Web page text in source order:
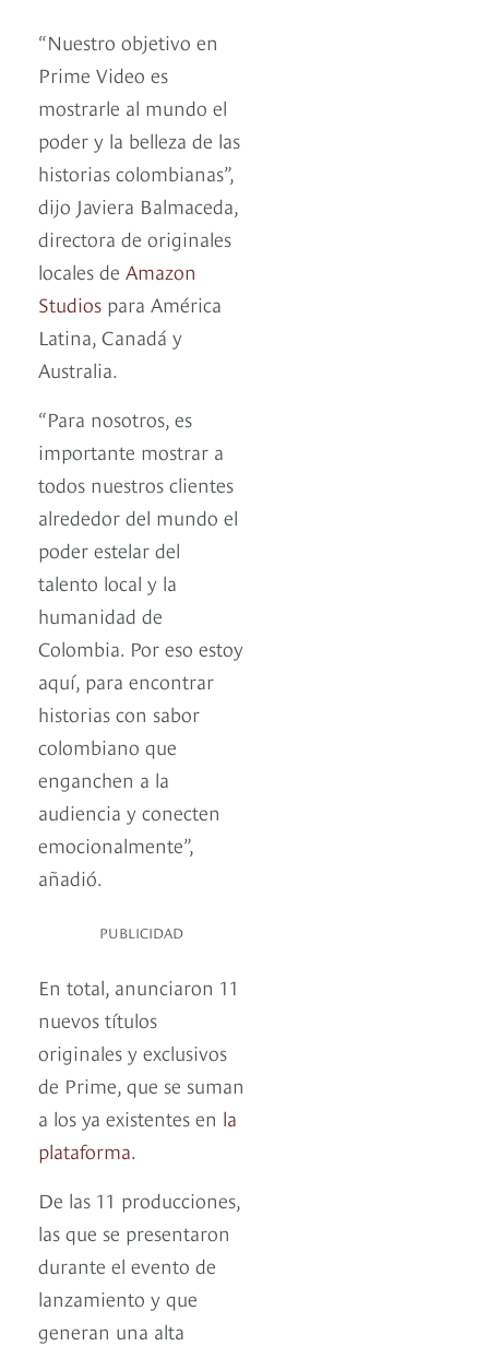
“Nuestro objetivo en
Prime Video es
mostrarle al mundo el
poder y la belleza de las
historias colombianas”,
dijo Javiera Balmaceda,
directora de originales
locales de Amazon
Studios para América
Latina, Canadá y
Australia.
“Para nosotros, es
importante mostrar a
todos nuestros clientes
alrededor del mundo el
poder estelar del
talento local y la
humanidad de
Colombia. Por eso estoy
aquí, para encontrar
historias con sabor
colombiano que
enganchen a la
audiencia y conecten
emocionalmente”,
añadió.
PUBLICIDAD
En total, anunciaron 11
nuevos títulos
originales y exclusivos
de Prime, que se suman
a los ya existentes en la
plataforma.
De las 11 producciones,
las que se presentaron
durante el evento de
lanzamiento y que
generan una alta